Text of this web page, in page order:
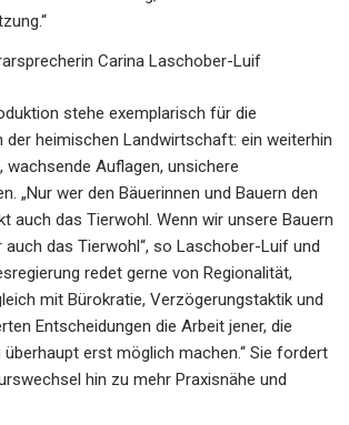
Carina Laschober-Luif
stehe exemplarisch für die
der heimischen Landwirtschaft: ein weiterhin
wachsende Auflagen, unsichere
„Nur wer den Bäuerinnen und Bauern den
auch das Tierwohl. Wenn wir unsere Bauern
auch das Tierwohl“, so Laschober-Luif und
redet gerne von Regionalität,
mit Bürokratie, Verzögerungstaktik und
Entscheidungen die Arbeit jener, die
erst möglich machen.“ Sie fordert
hin zu mehr Praxisnähe und